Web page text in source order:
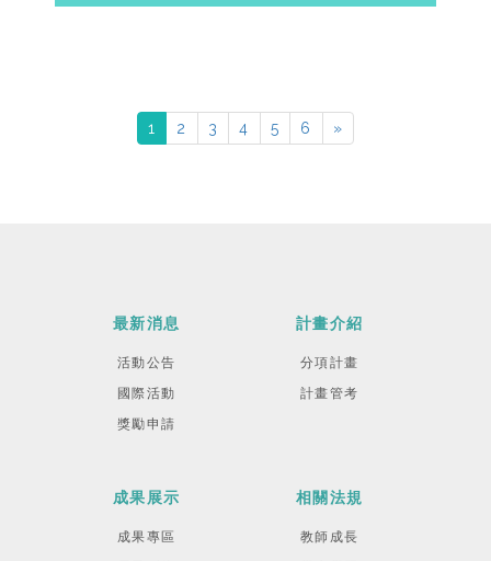
1 2 3 4 5 6 »
最新消息
活動公告
國際活動
獎勵申請
計畫介紹
分項計畫
計畫管考
成果展示
成果專區
相關法規
教師成長